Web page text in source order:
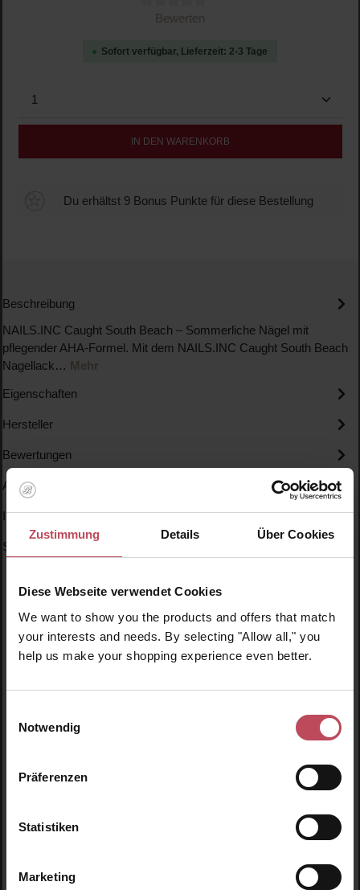
Zustimmung Details Über Cookies
Diese Webseite verwendet Cookies
We want to show you the products and offers that match
your interests and needs. By selecting "Allow all," you
help us make your shopping experience even better.
Notwendig
Präferenzen
Statistiken
Marketing
Durchschnittliche Bewertung von 0 von 5 Sternen
Bewerten
Sofort verfügbar, Lieferzeit: 2-3 Tage
Produkt Anzahl: Gib den gewünschten Wert ein
IN DEN WARENKORB
Du erhältst 9 Bonus Punkte für diese Bestellung
Beschreibung
NAILS.INC Caught South Beach – Sommerliche Nägel mit
pflegender AHA-Formel. Mit dem NAILS.INC Caught South Beach
Nagellack… Mehr
Eigenschaften
Hersteller
Bewertungen
Anwendung
Inhaltsstoffe
Specials